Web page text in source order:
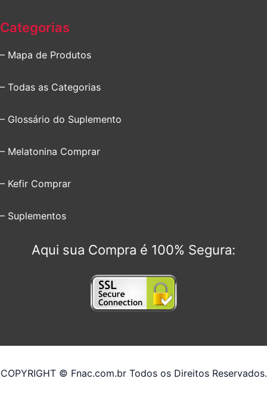
Categorias
– Mapa de Produtos
– Todas as Categorias
– Glossário do Suplemento
– Melatonina Comprar
– Kefir Comprar
– Suplementos
Aqui sua Compra é 100% Segura:
COPYRIGHT © Fnac.com.br Todos os Direitos Reservados.